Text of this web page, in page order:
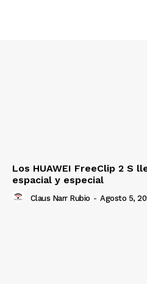
Los HUAWEI FreeClip 2 S
espacial y especial
Claus Narr Rubio - Agosto 5,